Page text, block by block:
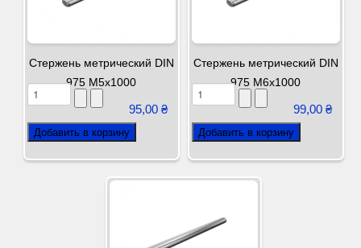
Стержень метрический DIN
975 М5х1000
95,00 ₴
Стержень метрический DIN
975 М6х1000
99,00 ₴